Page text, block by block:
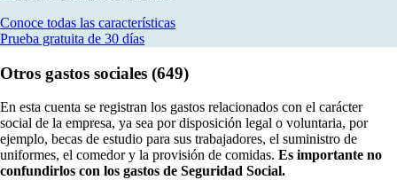
Conoce todas las características
Prueba gratuita de 30 días
Otros gastos sociales (649)
En esta cuenta se registran los gastos relacionados con el carácter
social de la empresa, ya sea por disposición legal o voluntaria, por
ejemplo, becas de estudio para sus trabajadores, el suministro de
uniformes, el comedor y la provisión de comidas. Es importante no
confundirlos con los gastos de Seguridad Social.